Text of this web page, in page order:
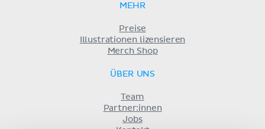
MEHR
Preise
Illustrationen lizensieren
Merch Shop
ÜBER UNS
Team
Partner:innen
Jobs